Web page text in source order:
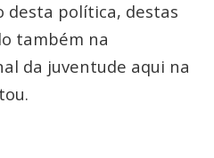
desta política, destas
também na
da juventude aqui na